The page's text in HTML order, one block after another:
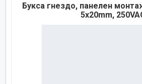
Букса гнездо, панелен
5x20mm,